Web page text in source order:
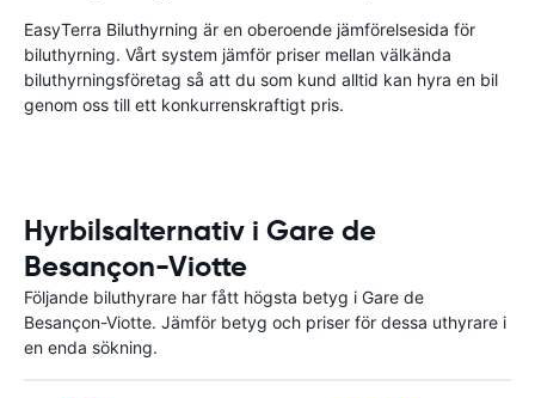
EasyTerra Biluthyrning är en oberoende jämförelsesida för
biluthyrning. Vårt system jämför priser mellan välkända
biluthyrningsföretag så att du som kund alltid kan hyra en bil
genom oss till ett konkurrenskraftigt pris.
Hyrbilsalternativ i Gare de
Besançon-Viotte
Följande biluthyrare har fått högsta betyg i Gare de
Besançon-Viotte. Jämför betyg och priser för dessa uthyrare i
en enda sökning.